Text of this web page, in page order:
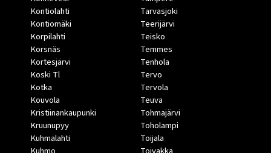
Kontiolahti
Kontiomäki
Korpilahti
Korsnäs
Kortesjärvi
Koski Tl
Kotka
Kouvola
Kristiinankaupunki
Kruunupyy
Kuhmalahti
Tarvasjoki
Teerijärvi
Teisko
Temmes
Tenhola
Tervo
Tervola
Teuva
Tohmajärvi
Toholampi
Toijala